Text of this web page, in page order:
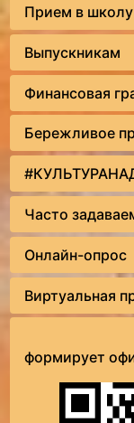
Прием в школу
Выпускникам
Финансовая
Бережливое
Часто
Онлайн-опрос
Виртуальная
формирует